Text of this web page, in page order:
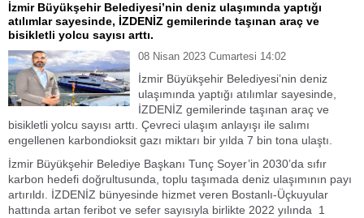
İzmir Büyükşehir Belediyesi’nin deniz ulaşımında yaptığı
atılımlar sayesinde, İZDENİZ gemilerinde taşınan araç ve
bisikletli yolcu sayısı arttı.
08 Nisan 2023 Cumartesi 14:02
İzmir Büyükşehir Belediyesi’nin deniz
ulaşımında yaptığı atılımlar sayesinde,
İZDENİZ gemilerinde taşınan araç ve
bisikletli yolcu sayısı arttı. Çevreci ulaşım anlayışı ile salımı
engellenen karbondioksit gazı miktarı bir yılda 7 bin tona ulaştı.
İzmir Büyükşehir Belediye Başkanı Tunç Soyer’in 2030’da sıfır
karbon hedefi doğrultusunda, toplu taşımada deniz ulaşımının payı
artırıldı. İZDENİZ bünyesinde hizmet veren Bostanlı-Üçkuyular
hattında artan feribot ve sefer sayısıyla birlikte 2022 yılında 1